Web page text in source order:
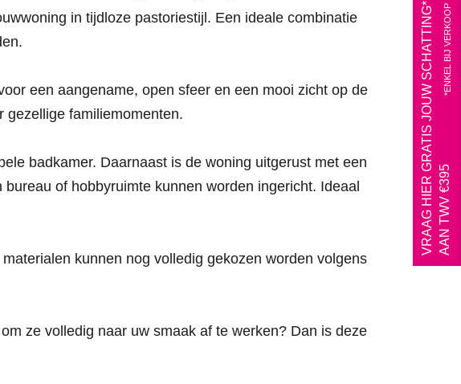
in tijdloze pastoriestijl. Een ideale combinatie
een aangename, open sfeer en een mooi zicht op de
gezellige familiemomenten.
badkamer. Daarnaast is de woning uitgerust met een
of hobbyruimte kunnen worden ingericht. Ideaal
kunnen nog volledig gekozen worden volgens
ze volledig naar uw smaak af te werken? Dan is deze
VRAAG HIER GRATIS JOUW SCHATTING*AAN TWV €395
*ENKEL BIJ VERKOOP